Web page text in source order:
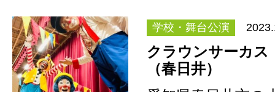
学校・舞台公演
クラウンサーカ
（春日井）